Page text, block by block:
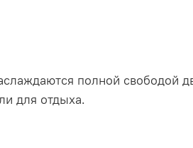
полной свободой
для отдыха.